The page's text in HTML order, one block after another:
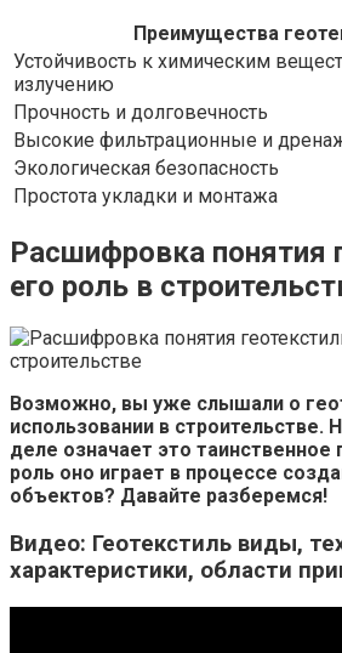
Преимущества
Устойчивость к химическим
излучению
Прочность и долговечность
Высокие фильтрационные и
Экологическая безопасность
Простота укладки и монтажа
Расшифровка понятия
его роль в
Возможно, вы уже слышали о
использовании в строительстве.
деле означает это таинственное
роль оно играет в процессе
объектов? Давайте разберемся!
Видео: Геотекстиль виды,
характеристики, области